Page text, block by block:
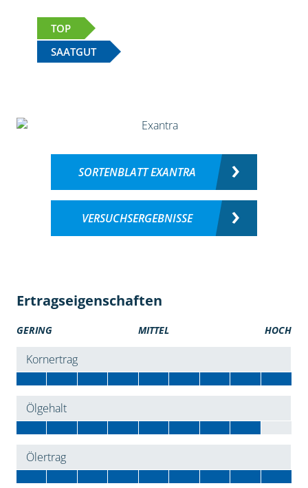
TOP
SAATGUT
SORTENBLATT EXANTRA
VERSUCHSERGEBNISSE
Ertragseigenschaften
GERING MITTEL HOCH
Kornertrag
Ölgehalt
Ölertrag